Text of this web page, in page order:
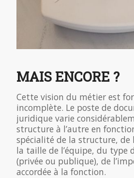
MAIS ENCORE ?
Cette vision du métier est
incomplète. Le poste de
juridique varie
structure à l’autre en
spécialité de la structure, de
la taille de l’équipe, du type
(privée ou publique), de
accordée à la fonction.